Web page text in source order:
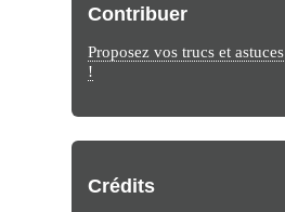
Contribuer
Proposez vos trucs et astuces
!
Crédits